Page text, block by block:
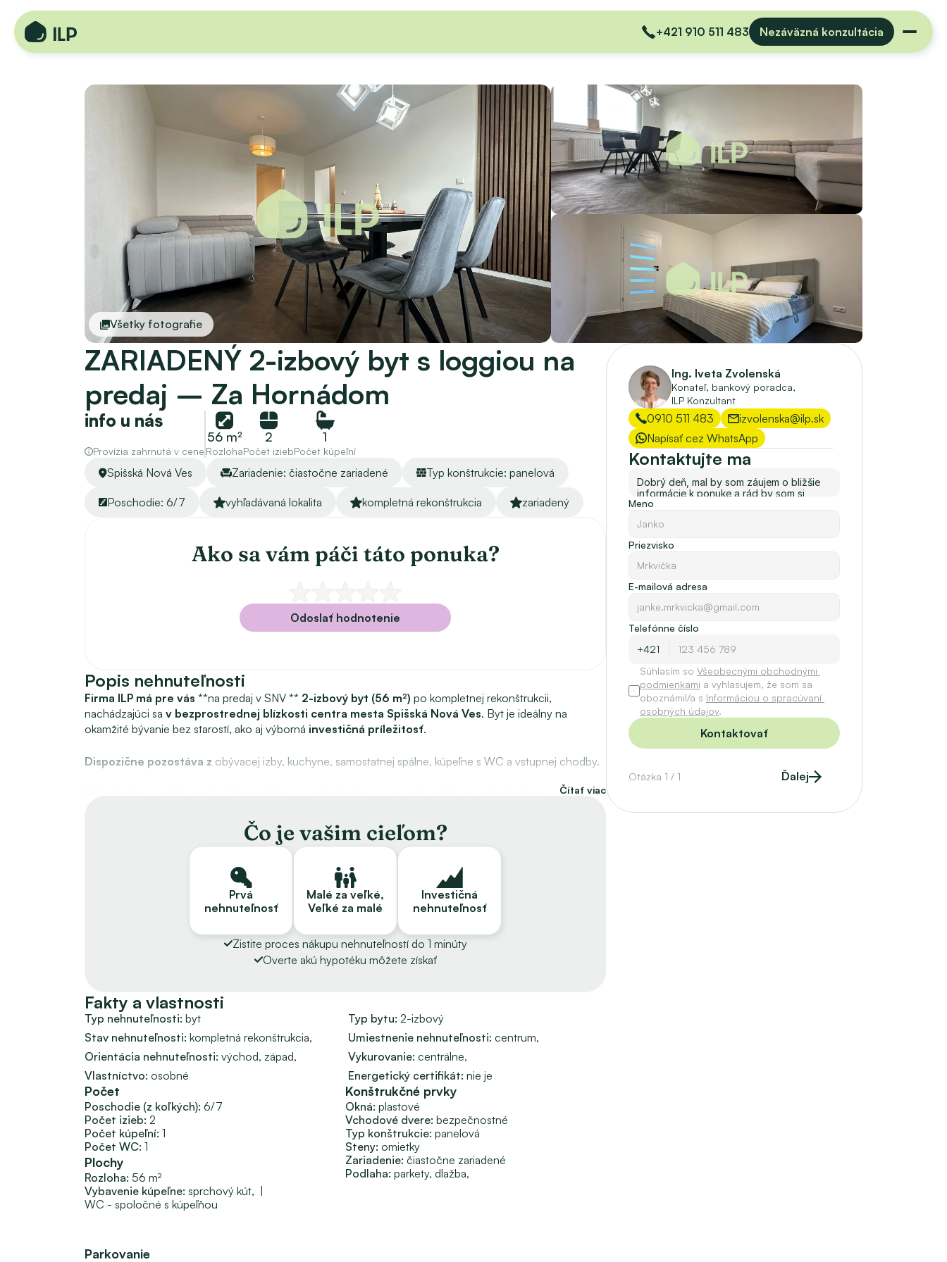
+421 910 511 483 Nezáväzná konzultácia
Všetky fotografie
ZARIADENÝ 2-izbový byt s loggiou na
predaj – Za Hornádom
info u nás
Provízia zahrnutá v cene
56 m²
Rozloha
2
Počet izieb
1
Počet kúpeľní
Spišská Nová Ves Zariadenie: čiastočne zariadené Typ konštrukcie: panelová
Poschodie: 6/7 vyhľadávaná lokalita kompletná rekonštrukcia zariadený
Ako sa vám páči táto ponuka?
Odoslať hodnotenie
Popis nehnuteľnosti
Firma ILP má pre vás **na predaj v SNV ** 2-izbový byt (56 m²) po kompletnej rekonštrukcii,
nachádzajúci sa v bezprostrednej blízkosti centra mesta Spišská Nová Ves. Byt je ideálny na
okamžité bývanie bez starostí, ako aj výborná investičná príležitosť.
Dispozične pozostáva z obývacej izby, kuchyne, samostatnej spálne, kúpeľne s WC a vstupnej chodby.
Rekonštrukcia zahŕňa novú elektroinštaláciu, vodoinštaláciu a odpady, radiátory, sadrokartónové stropy,
dlažbu. Kúpeľňa je kompletne nová – geberit, sprchový kút so sklenenou zástenou. Orientácia je na
Predáva sa zariadený, tak ako vidíte na fotkách a videu
. Byt je vybavený moderným nábytkom,
kuchynskou linkou na mieru so vstavanými spotrebičmi, prípravou na práčku a dizajnovými lamelovými
Nachádza sa na **6. poschodí zatepleného bytového domu s výťahom. **Bytový dom nemá vyhotovený
energetický certifikát. Má vymenené stupačky a výťah.
a vyhľadávaná oblasť na prenájom.
VÝHODY NEHNUTEĽNOSTI:
- kúpite a bývate,
- prvý užívateľ po rekonštrukcii,
- zariadený.
CENA je stanovená na vyžiadanie, avšak majitelia NAVRHUJÚ záujemcovi PREDLOŽIŤ cenovú ponuku
PO OBHLIADKE.
Voľný IHNEĎ.
Videoobhliadka k dispozícii.
Zaujala vás táto príležitosť?
Naša firma vám je k dispozícii v právnom poradenstve, príprave zmlúv, PREPISE ENERGIÍ a aj v prípade
Čítať viac
Čo je vašim cieľom?
Prvá
nehnuteľnosť
Malé za veľké,
Veľké za malé
Investičná
nehnuteľnosť
Zistite proces nákupu nehnuteľností do 1 minúty
Overte akú hypotéku môžete získať
Fakty a vlastnosti
Typ nehnuteľnosti: byt Typ bytu: 2-izbový
Stav nehnuteľnosti: kompletná rekonštrukcia, Umiestnenie nehnuteľnosti: centrum,
Orientácia nehnuteľnosti: východ, západ, Vykurovanie: centrálne,
Vlastníctvo: osobné Energetický certifikát: nie je
Počet
Poschodie (z koľkých): 6/7
Počet izieb: 2
Počet kúpeľní: 1
Počet WC: 1
Plochy
Rozloha: 56 m²
Konštrukčné prvky
Okná: plastové
Vchodové dvere: bezpečnostné
Typ konštrukcie: panelová
Steny: omietky
Zariadenie: čiastočne zariadené
Podlaha: parkety, dlažba,
Vybavenie kúpeľne: sprchový kút,
WC - spoločné s kúpeľňou
Parkovanie
Ing. Iveta Zvolenská
Konateľ, bankový poradca,
ILP Konzultant
0910 511 483
izvolenska@ilp.sk
Napísať cez WhatsApp
Kontaktujte ma
Meno
Priezvisko
E-mailová adresa
Telefónne číslo
Súhlasím so Všeobecnými obchodnými
podmienkami a vyhlasujem, že som sa
oboznámil/a s Informáciou o spracúvaní
osobných údajov.
Kontaktovať
Otázka 1 / 1 Ďalej